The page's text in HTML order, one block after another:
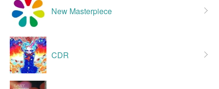
New Masterpiece
CDR